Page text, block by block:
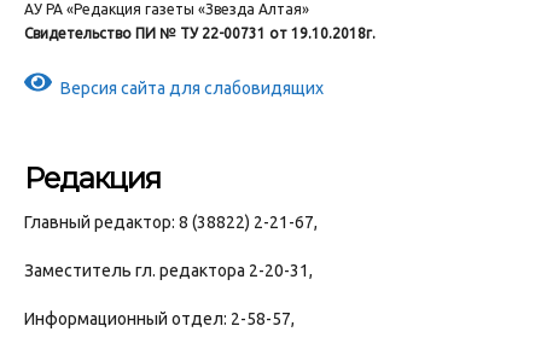
АУ РА «Редакция газеты «Звезда Алтая»
Свидетельство ПИ № ТУ 22-00731 от 19.10.2018г.
Версия сайта для слабовидящих
Редакция
Главный редактор: 8 (38822) 2-21-67,
Заместитель гл. редактора 2-20-31,
Информационный отдел: 2-58-57,